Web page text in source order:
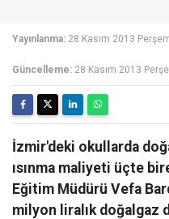
Yayınlanma: 28 Kasım 2013
Güncelleme: 28 Kasım 2013
İzmir'deki okullarda
ısınma maliyeti üçte
Eğitim Müdürü Vefa
milyon liralık doğalgaz